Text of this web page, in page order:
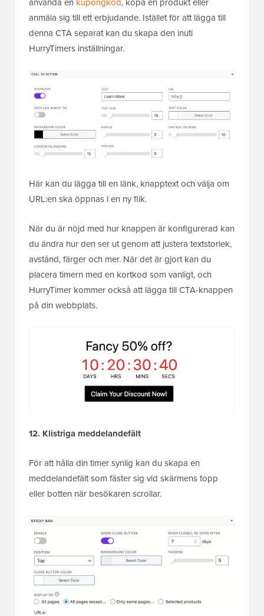
anmäla sig till ett erbjudande. Istället för att lägga till
denna CTA separat kan du skapa den inuti
HurryTimers inställningar.
Här kan du lägga till en länk, knapptext och välja om
URL:en ska öppnas i en ny flik.
När du är nöjd med hur knappen är konfigurerad kan
du ändra hur den ser ut genom att justera textstorlek,
avstånd, färger och mer. När det är gjort kan du
placera timern med en kortkod som vanligt, och
HurryTimer kommer också att lägga till CTA-knappen
på din webbplats.
12. Klistriga meddelandefält
För att hålla din timer synlig kan du skapa en
meddelandefält som fäster sig vid skärmens topp
eller botten när besökaren scrollar.